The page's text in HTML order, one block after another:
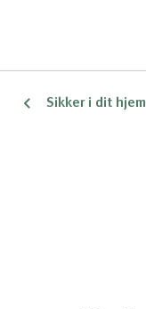
Sikker i dit hjem